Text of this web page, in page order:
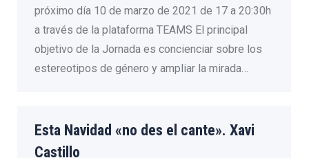
próximo día 10 de marzo de 2021 de 17 a 20:30h
a través de la plataforma TEAMS El principal
objetivo de la Jornada es concienciar sobre los
estereotipos de género y ampliar la mirada…
Esta Navidad «no des el cante». Xavi
Castillo